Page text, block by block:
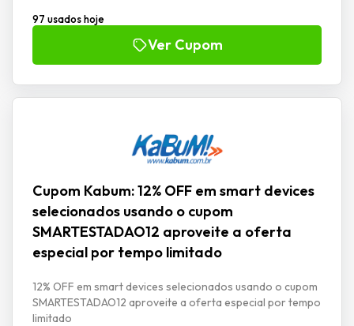
97 usados hoje
Ver Cupom
Cupom Kabum: 12% OFF em smart devices
selecionados usando o cupom
SMARTESTADAO12 aproveite a oferta
especial por tempo limitado
12% OFF em smart devices selecionados usando o cupom
SMARTESTADAO12 aproveite a oferta especial por tempo
limitado